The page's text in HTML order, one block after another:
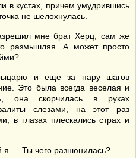
в кустах, причем умудрившись
не шелохнулась.
мне брат Херц, сам же
размышляя. А может просто
и еще за пару шагов
Это была всегда веселая и
она скорчилась в руках
слезами, на этот раз
в глазах плескались страх и
— Ты чего разнюнилась?